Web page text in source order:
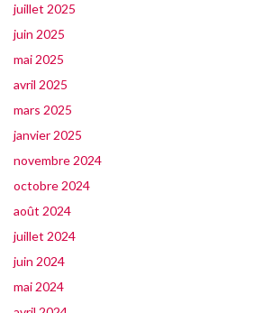
juillet 2025
juin 2025
mai 2025
avril 2025
mars 2025
janvier 2025
novembre 2024
octobre 2024
août 2024
juillet 2024
juin 2024
mai 2024